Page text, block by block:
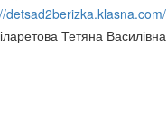
detsad2berizka.klasna.com/
Тетяна Василівна